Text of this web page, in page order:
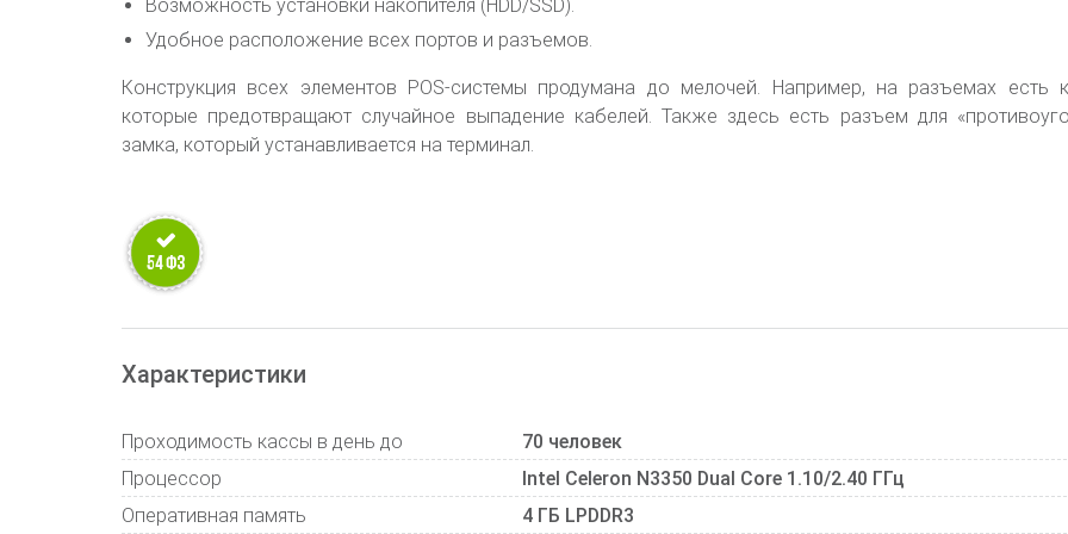
Возможность установки накопителя (HDD/SSD).
Удобное расположение всех портов и разъемов.
Конструкция всех элементов POS-системы продумана до мелочей. Например, на разъемах есть
которые предотвращают случайное выпадение кабелей. Также здесь есть разъем для
замка, который устанавливается на терминал.
Характеристики
Проходимость кассы в день до
70 человек
Процессор
Intel Celeron N3350 Dual Core 1.10/2.40 ГГц
Оперативная память
4 ГБ LPDDR3